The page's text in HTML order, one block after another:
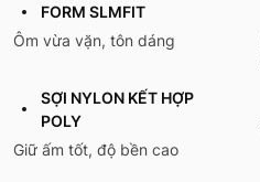
FORM SLMFIT
Ôm vừa vặn, tôn dáng
SỢI NYLON KẾT HỢP
POLY
Giữ ấm tốt, độ bền cao